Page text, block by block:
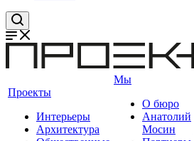
Проекты
Интерьеры
Архитектура
Мы
О бюро
Анатолий
Мосин